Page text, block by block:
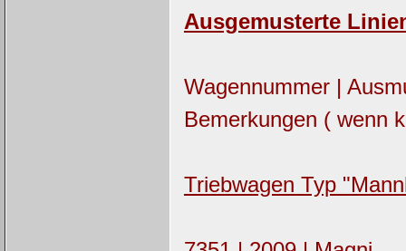
Ausgemusterte
Wagennummer |
Bemerkungen ( wenn
Triebwagen Typ